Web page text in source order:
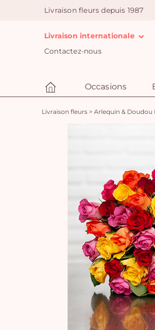
Livraison fleurs depuis 1987
Livraison internationale
Contactez-nous
Occasions
Livraison fleurs > Arlequin & Doudou